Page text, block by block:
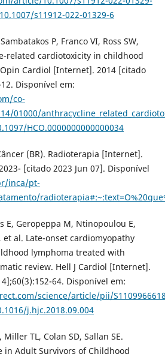
s11912-022-01329-6
P, Franco VI, Ross SW,
related cardiotoxicity in childhood
Cardiol [Internet]. 2014 [citado
Disponível em:
co-
01000/
HCO.0000000000000034
(BR). Radioterapia [Internet].
[citado 2023 Jun 07]. Disponível
inca/pt-
E, Geropeppa M, Ntinopoulou E,
et al. Late-onset cardiomyopathy
lymphoma treated with
review. Hell J Cardiol [Internet].
64. Disponível em:
science/article/pii/
j.hjc.2018.09.004
TL, Colan SD, Sallan SE.
in Adult Survivors of Childhood